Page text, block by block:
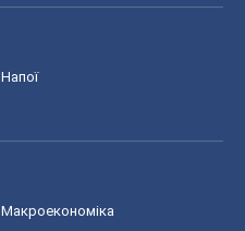
Напої
Макроекономіка